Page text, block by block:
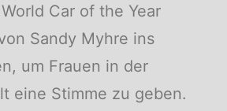
World Car of the Year
Sandy Myhre ins
um Frauen in der
eine Stimme zu geben.